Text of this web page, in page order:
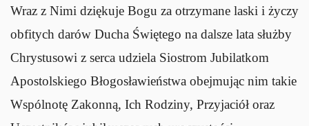
Wraz z Nimi dziękuje Bogu za otrzymane laski i życzy
obfitych darów Ducha Świętego na dalsze lata służby
Chrystusowi z serca udziela Siostrom Jubilatkom
Apostolskiego Błogosławieństwa obejmując nim takie
Wspólnotę Zakonną, Ich Rodziny, Przyjaciół oraz